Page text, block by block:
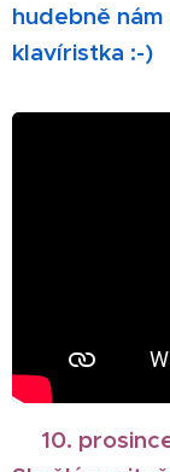
hudebně
klavíristka :-)
10.